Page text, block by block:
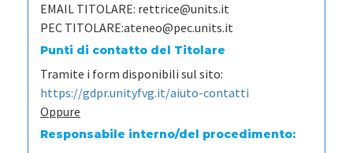
EMAIL TITOLARE: rettrice@units.it
PEC TITOLARE:ateneo@pec.units.it
Punti di contatto del Titolare
Tramite i form disponibili sul sito:
https://gdpr.unityfvg.it/aiuto-contatti
Oppure
Responsabile interno/del procedimento: